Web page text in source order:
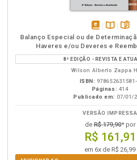
disponível
em
eBook
Disponível
na
B.V.
Balanço Especial ou de
Haveres e/ou Deveres e
8ª EDIÇÃO - REVISTA E
Wilson Alberto Zappa
ISBN:
Páginas: 414
Publicado em: 07/01/
VERSÃO IMPRESSA
deR$ 179,90* por
R$ 161,91
em 6x de R$ 26,99